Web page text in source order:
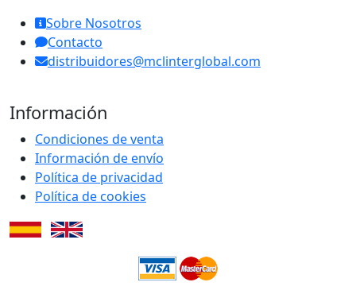
Sobre Nosotros
Contacto
distribuidores@mclinterglobal.com
Información
Condiciones de venta
Información de envío
Política de privacidad
Política de cookies